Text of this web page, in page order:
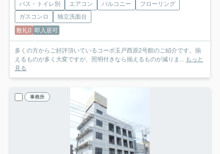
バス・トイレ別 エアコン バルコニー
フローリング
ガスコンロ
独立洗面台
敷礼0 即入居可
多くの方からご好評頂いているコーポ玉戸西原2号館のご紹介です。揃
えるものが多く大変ですが、照明付きなら揃えるものが減りま... もっと
見る
事務所